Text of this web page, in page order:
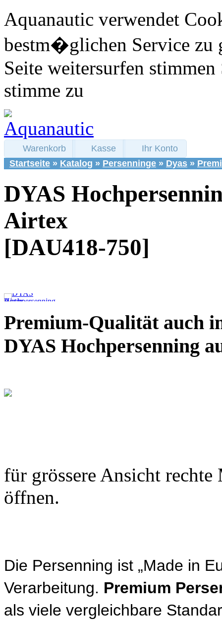
Aquanautic verwendet
bestm�glichen Service zu
Seite weitersurfen stimmen
stimme zu
Warenkorb Kasse
Ihr Konto
Startseite » Katalog » Persenninge » Dyas »
DYAS
Airtex
[DAU418-750]
Premium-Qualität auch
DYAS Hochpersenning
für grössere Ansicht rechte
öffnen.
Die Persenning ist „Made in
Verarbeitung. Premium
als viele vergleichbare